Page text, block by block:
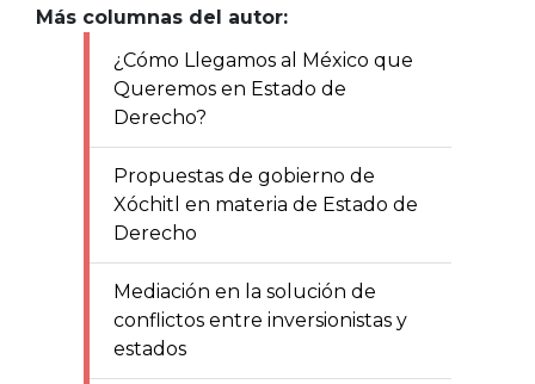
Más columnas del autor:
¿Cómo Llegamos al México que
Queremos en Estado de
Derecho?
Propuestas de gobierno de
Xóchitl en materia de Estado de
Derecho
Mediación en la solución de
conflictos entre inversionistas y
estados